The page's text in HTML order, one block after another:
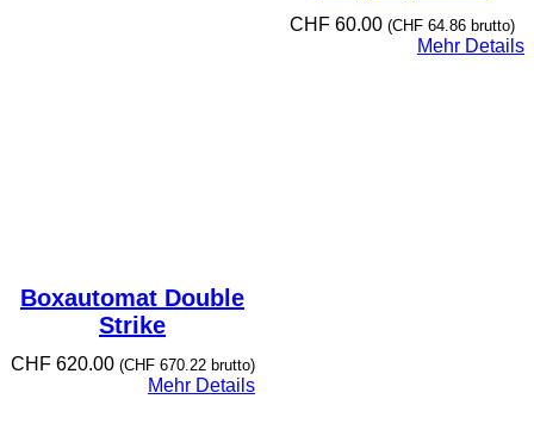
Boxautomat Double
Strike
CHF620.00 (CHF670.22brutto)
Mehr Details
CHF60.00 (CHF64.86brutto)
Mehr Details